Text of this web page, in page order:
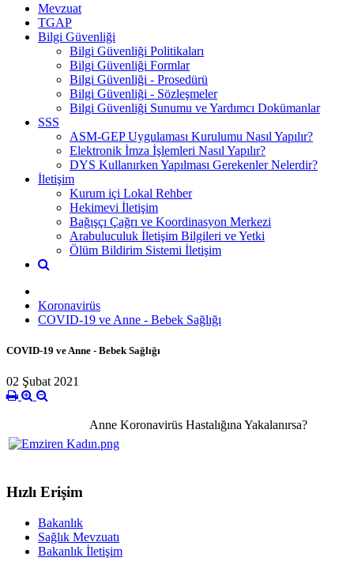
Mevzuat
TGAP
Bilgi Güvenliği
Bilgi Güvenliği Politikaları
Bilgi Güvenliği Formlar
Bilgi Güvenliği - Prosedürü
Bilgi Güvenliği - Sözleşmeler
Bilgi Güvenliği Sunumu ve Yardımcı Dokümanlar
SSS
ASM-GEP Uygulaması Kurulumu Nasıl Yapılır?
Elektronik İmza İşlemleri Nasıl Yapılır?
DYS Kullanırken Yapılması Gerekenler Nelerdir?
İletişim
Kurum içi Lokal Rehber
Hekimevi İletişim
Bağışçı Çağrı ve Koordinasyon Merkezi
Arabuluculuk İletişim Bilgileri ve Yetki
Ölüm Bildirim Sistemi İletişim
Koronavirüs
COVID-19 ve Anne - Bebek Sağlığı
COVID-19 ve Anne - Bebek Sağlığı
02 Şubat 2021
Anne Koronavirüs Hastalığına Yakalanırsa?
Hızlı Erişim
Bakanlık
Sağlık Mevzuatı
Bakanlık İletişim